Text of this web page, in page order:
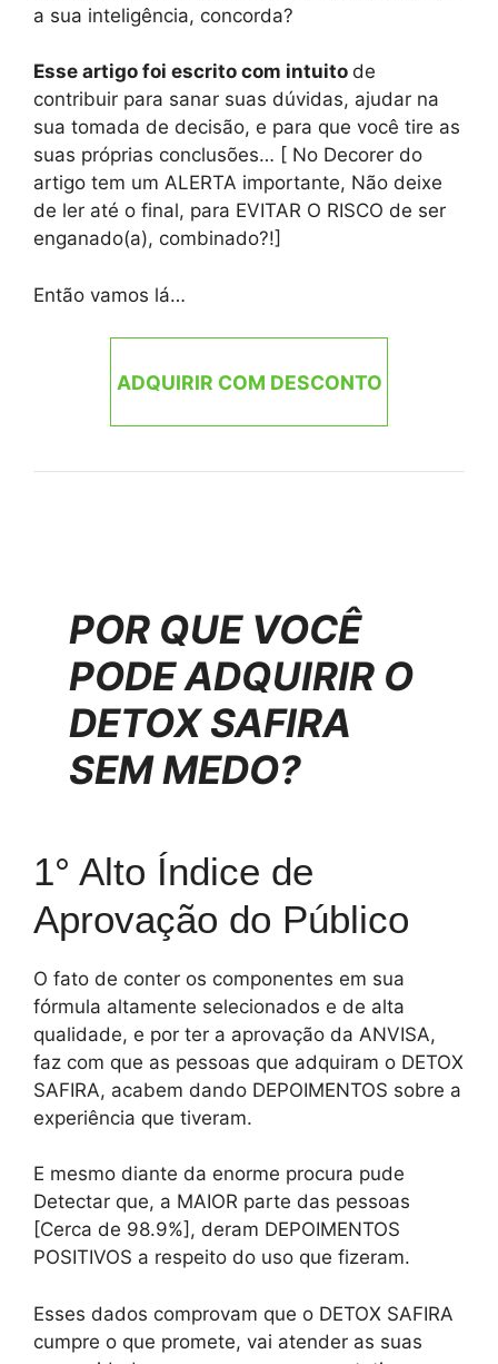
a sua inteligência, concorda?
Esse artigo foi escrito com intuito de
contribuir para sanar suas dúvidas, ajudar na
sua tomada de decisão, e para que você tire as
suas próprias conclusões… [ No Decorer do
artigo tem um ALERTA importante, Não deixe
de ler até o final, para EVITAR O RISCO de ser
enganado(a), combinado?!]
Então vamos lá…
ADQUIRIR COM DESCONTO
POR QUE VOCÊ
PODE ADQUIRIR O
DETOX SAFIRA
SEM MEDO?
1° Alto Índice de
Aprovação do Público
O fato de conter os componentes em sua
fórmula altamente selecionados e de alta
qualidade, e por ter a aprovação da ANVISA,
faz com que as pessoas que adquiram o DETOX
SAFIRA, acabem dando DEPOIMENTOS sobre a
experiência que tiveram.
E mesmo diante da enorme procura pude
Detectar que, a MAIOR parte das pessoas
[Cerca de 98.9%], deram DEPOIMENTOS
POSITIVOS a respeito do uso que fizeram.
Esses dados comprovam que o DETOX SAFIRA
cumpre o que promete, vai atender as suas